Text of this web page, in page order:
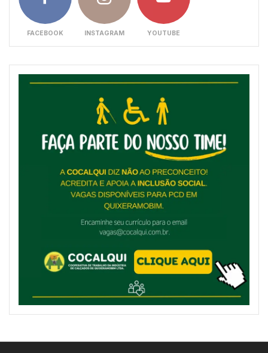
FACEBOOK INSTAGRAM YOUTUBE